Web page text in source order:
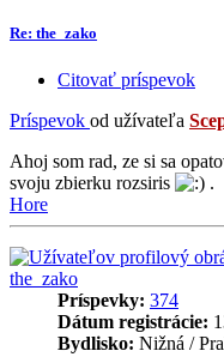
Re: the_zako
Citovať príspevok
Príspevok od užívateľa
Ahoj som rad, ze si sa
svoju zbierku rozsiris
.
Hore
the_zako
Príspevky: 374
Dátum registrácie:
Bydlisko: Nižná /